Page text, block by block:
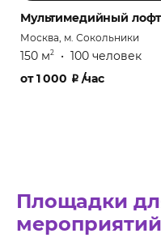
Мультимедийный лофт
Москва, м. Сокольники
150 м2 • 100 человек
от1 000 ₽ /час
Площадки